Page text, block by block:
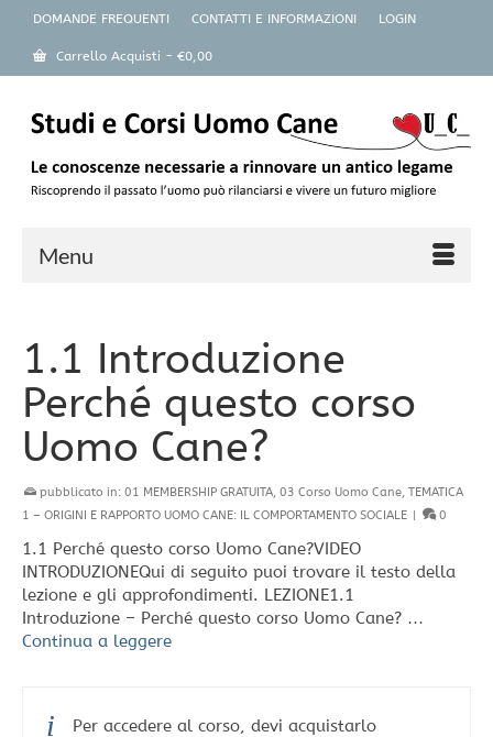
DOMANDE FREQUENTI CONTATTI E INFORMAZIONI LOGIN
Carrello Acquisti - €0,00
Menu
1.1 Introduzione
Perché questo corso
Uomo Cane?
pubblicato in: 01 MEMBERSHIP GRATUITA, 03 Corso Uomo Cane, TEMATICA
1 – ORIGINI E RAPPORTO UOMO CANE: IL COMPORTAMENTO SOCIALE | 0
1.1 Perché questo corso Uomo Cane?VIDEO
INTRODUZIONEQui di seguito puoi trovare il testo della
lezione e gli approfondimenti. LEZIONE1.1
Introduzione – Perché questo corso Uomo Cane? …
Continua a leggere
Per accedere al corso, devi acquistarlo